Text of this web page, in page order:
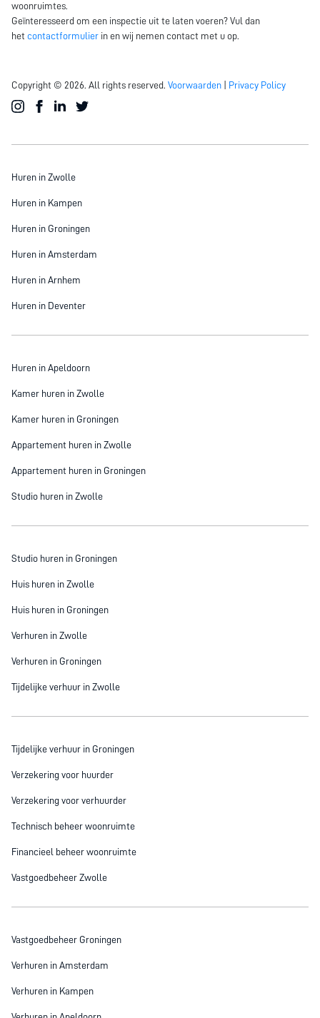
woonruimtes.
Geïnteresseerd om een inspectie uit te laten voeren? Vul dan
het contactformulier in en wij nemen contact met u op.
Copyright © 2026. All rights reserved. Voorwaarden Privacy Policy
Huren in Zwolle
Huren in Kampen
Huren in Groningen
Huren in Amsterdam
Huren in Arnhem
Huren in Deventer
Huren in Apeldoorn
Kamer huren in Zwolle
Kamer huren in Groningen
Appartement huren in Zwolle
Appartement huren in Groningen
Studio huren in Zwolle
Studio huren in Groningen
Huis huren in Zwolle
Huis huren in Groningen
Verhuren in Zwolle
Verhuren in Groningen
Tijdelijke verhuur in Zwolle
Tijdelijke verhuur in Groningen
Verzekering voor huurder
Verzekering voor verhuurder
Technisch beheer woonruimte
Financieel beheer woonruimte
Vastgoedbeheer Zwolle
Vastgoedbeheer Groningen
Verhuren in Amsterdam
Verhuren in Kampen